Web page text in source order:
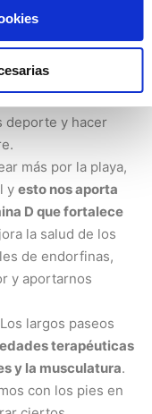
todo lo que nos
demostrado que
deporte y hacer
más por la playa,
y esto nos aporta
D que fortalece
la salud de los
de endorfinas,
y aportarnos
largos paseos
terapéuticas
y la musculatura.
con los pies en